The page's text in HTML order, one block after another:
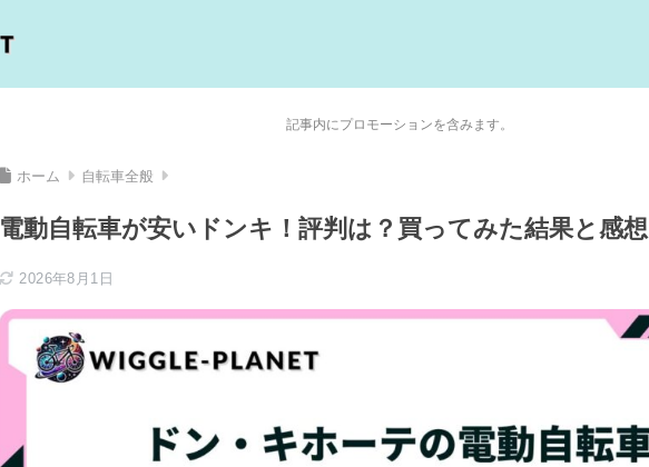
記事内にプロモーションを含みます。
ホーム 自転車全般
電動自転車が安いドンキ！評判は？買ってみた結果と感
2026年8月1日